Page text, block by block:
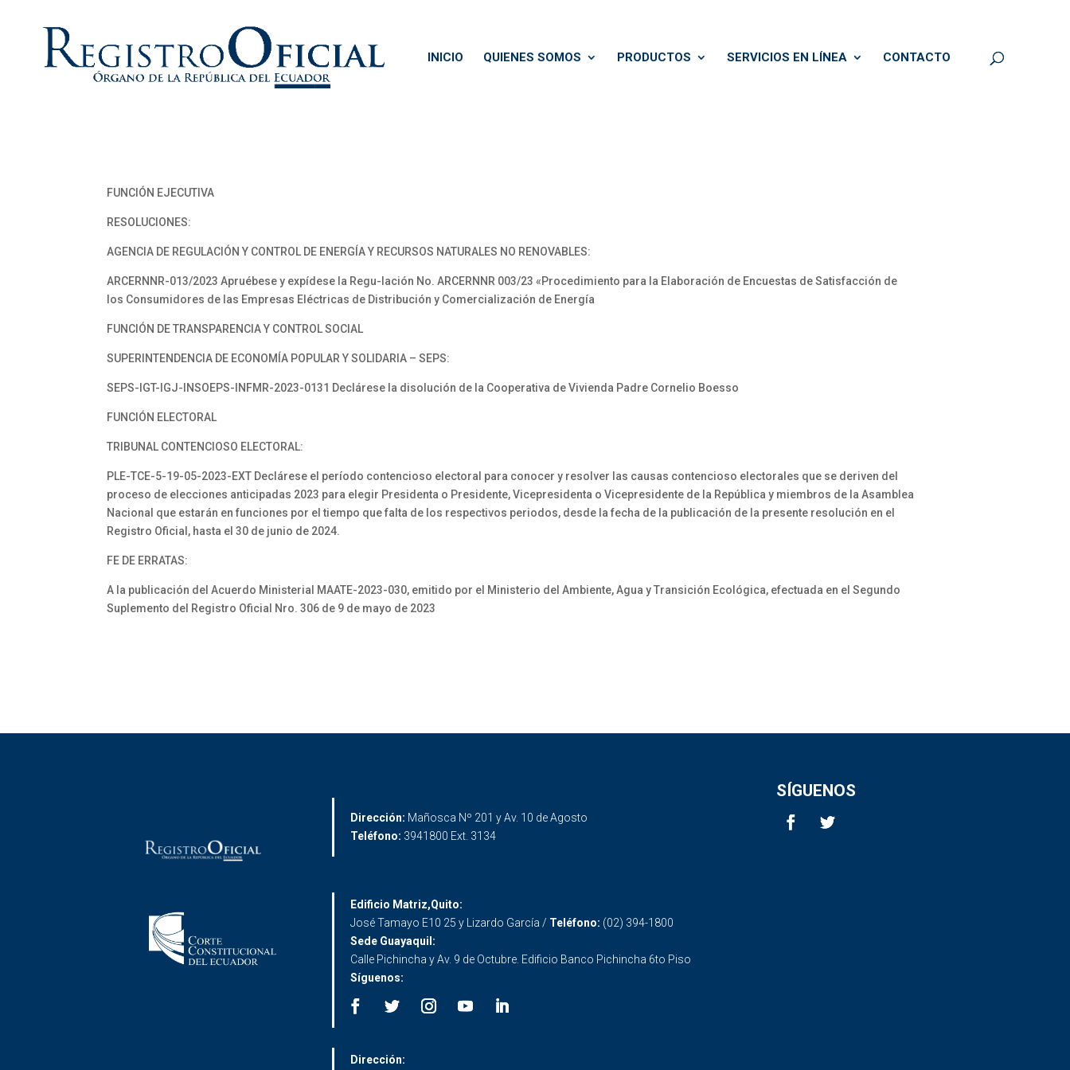
INICIO QUIENES SOMOS PRODUCTOS SERVICIOS EN LÍNEA CONTACTO
FUNCIÓN EJECUTIVA
RESOLUCIONES:
AGENCIA DE REGULACIÓN Y CONTROL DE ENERGÍA Y RECURSOS NATURALES NO RENOVABLES:
ARCERNNR-013/2023 Apruébese y expídese la Regu-lación No. ARCERNNR 003/23 «Procedimiento para la Elaboración de Encuestas de Satisfacción de
los Consumidores de las Empresas Eléctricas de Distribución y Comercialización de Energía
FUNCIÓN DE TRANSPARENCIA Y CONTROL SOCIAL
SUPERINTENDENCIA DE ECONOMÍA POPULAR Y SOLIDARIA – SEPS:
SEPS-IGT-IGJ-INSOEPS-INFMR-2023-0131 Declárese la disolución de la Cooperativa de Vivienda Padre Cornelio Boesso
FUNCIÓN ELECTORAL
TRIBUNAL CONTENCIOSO ELECTORAL:
PLE-TCE-5-19-05-2023-EXT Declárese el período contencioso electoral para conocer y resolver las causas contencioso electorales que se deriven del
proceso de elecciones anticipadas 2023 para elegir Presidenta o Presidente, Vicepresidenta o Vicepresidente de la República y miembros de la Asamblea
Nacional que estarán en funciones por el tiempo que falta de los respectivos periodos, desde la fecha de la publicación de la presente resolución en el
Registro Oficial, hasta el 30 de junio de 2024.
FE DE ERRATAS:
A la publicación del Acuerdo Ministerial MAATE-2023-030, emitido por el Ministerio del Ambiente, Agua y Transición Ecológica, efectuada en el Segundo
Suplemento del Registro Oficial Nro. 306 de 9 de mayo de 2023
Dirección: Mañosca Nº 201 y Av. 10 de Agosto
Teléfono: 3941800 Ext. 3134
SÍGUENOS
Edificio Matriz,Quito:
José Tamayo E10 25 y Lizardo García / Teléfono: (02) 394-1800
Sede Guayaquil:
Calle Pichincha y Av. 9 de Octubre. Edificio Banco Pichincha 6to Piso
Síguenos:
Dirección: